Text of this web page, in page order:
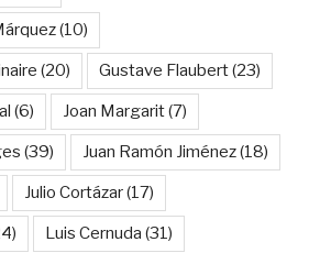
(10)
(20) Gustave Flaubert(23)
(6) Joan Margarit(7)
(39) Juan Ramón Jiménez(18)
Julio Cortázar(17)
Luis Cernuda (31)